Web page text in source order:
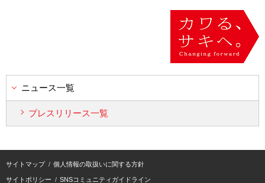
ニュース一覧
プレスリリース一覧
サイトマップ 個人情報の取扱いに関する方針
サイトポリシー SNSコミュニティガイドライン